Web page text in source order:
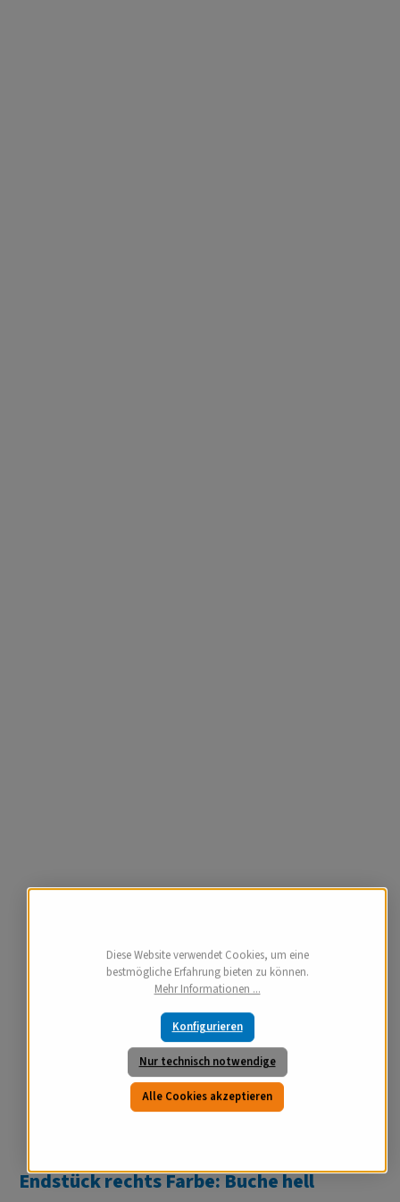
Endstück rechts Farbe: Buche hell
Diese Website verwendet Cookies, um eine
bestmögliche Erfahrung bieten zu können.
Mehr Informationen ...
Nur technisch notwendige
Konfigurieren
Alle Cookies akzeptieren